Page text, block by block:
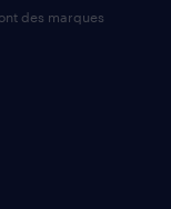
des marques